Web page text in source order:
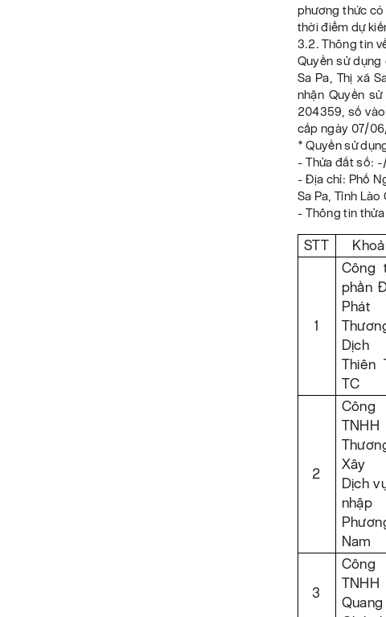
phương thức có
thời điểm dự
3.2. Thông tin
Quyền sử dụng
Sa Pa, Thị xã
nhận Quyền
204359, số
cấp ngày 07/
* Quyền sử
- Thửa đất
- Địa chỉ: Phố
Sa Pa, Tỉnh Lào
- Thông tin
STT
1
Công
phần
Phát
Thiên
TC
2
TNHH
Xây
Dịch
nhập
Nam
3
Quang